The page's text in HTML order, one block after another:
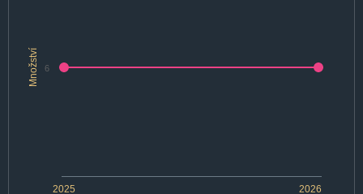
Množství
2025 2026
6